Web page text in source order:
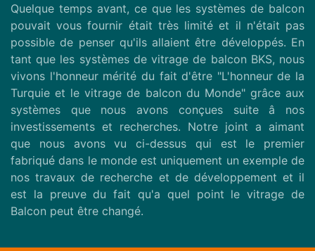
Quelque temps avant, ce que les systèmes de balcon
pouvait vous fournir était très limité et il n'était pas
possible de penser qu'ils allaient être développés. En
tant que les systèmes de vitrage de balcon BKS, nous
vivons l'honneur mérité du fait d'être "L'honneur de la
Turquie et le vitrage de balcon du Monde" grâce aux
systèmes que nous avons conçues suite â nos
investissements et recherches. Notre joint a aimant
que nous avons vu ci-dessus qui est le premier
fabriqué dans le monde est uniquement un exemple de
nos travaux de recherche et de développement et il
est la preuve du fait qu'a quel point le vitrage de
Balcon peut être changé.